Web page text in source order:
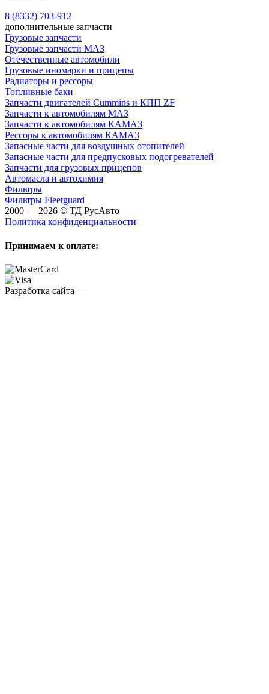
8 (8332) 703-912
дополнительные запчасти
Грузовые запчасти
Грузовые запчасти МАЗ
Отечественные автомобили
Грузовые иномарки и прицепы
Радиаторы и рессоры
Топливные баки
Запчасти двигателей Cummins и КПП ZF
Запчасти к автомобилям МАЗ
Запчасти к автомобилям КАМАЗ
Рессоры к автомобилям КАМАЗ
Запасные части для воздушных отопителей
Запасные части для предпусковых подогревателей
Запчасти для грузовых прицепов
Автомасла и автохимия
Фильтры
Фильтры Fleetguard
2000 — 2026 © ТД РусАвто
Политика конфиденциальности
Принимаем к оплате:
Разработка сайта —